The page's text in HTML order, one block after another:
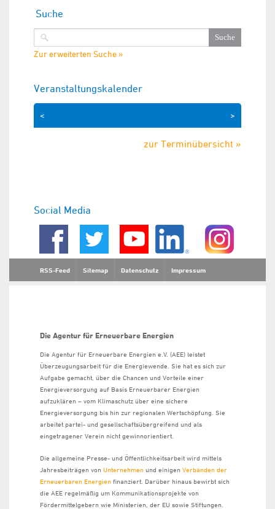
Suche
Zur erweiterten Suche »
Veranstaltungskalender
>
<
zur Terminübersicht »
Social Media
RSS-Feed Sitemap Datenschutz Impressum
Die Agentur für Erneuerbare Energien
Die Agentur für Erneuerbare Energien e.V. (AEE) leistet
Überzeugungsarbeit für die Energiewende. Sie hat es sich zur
Aufgabe gemacht, über die Chancen und Vorteile einer
Energieversorgung auf Basis Erneuerbarer Energien
aufzuklären – vom Klimaschutz über eine sichere
Energieversorgung bis hin zur regionalen Wertschöpfung. Sie
arbeitet partei- und gesellschaftsübergreifend und als
eingetragener Verein nicht gewinnorientiert.
Die allgemeine Presse- und Öffentlichkeitsarbeit wird mittels
Jahresbeiträgen von Unternehmen und einigen Verbänden der
Erneuerbaren Energien finanziert. Darüber hinaus bewirbt sich
die AEE regelmäßig um Kommunikationsprojekte von
Fördermittelgebern wie Ministerien, der EU sowie Stiftungen.